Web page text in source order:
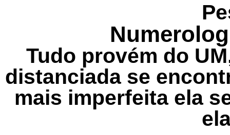
Tudo provém do
distanciada se
mais imperfeita ela